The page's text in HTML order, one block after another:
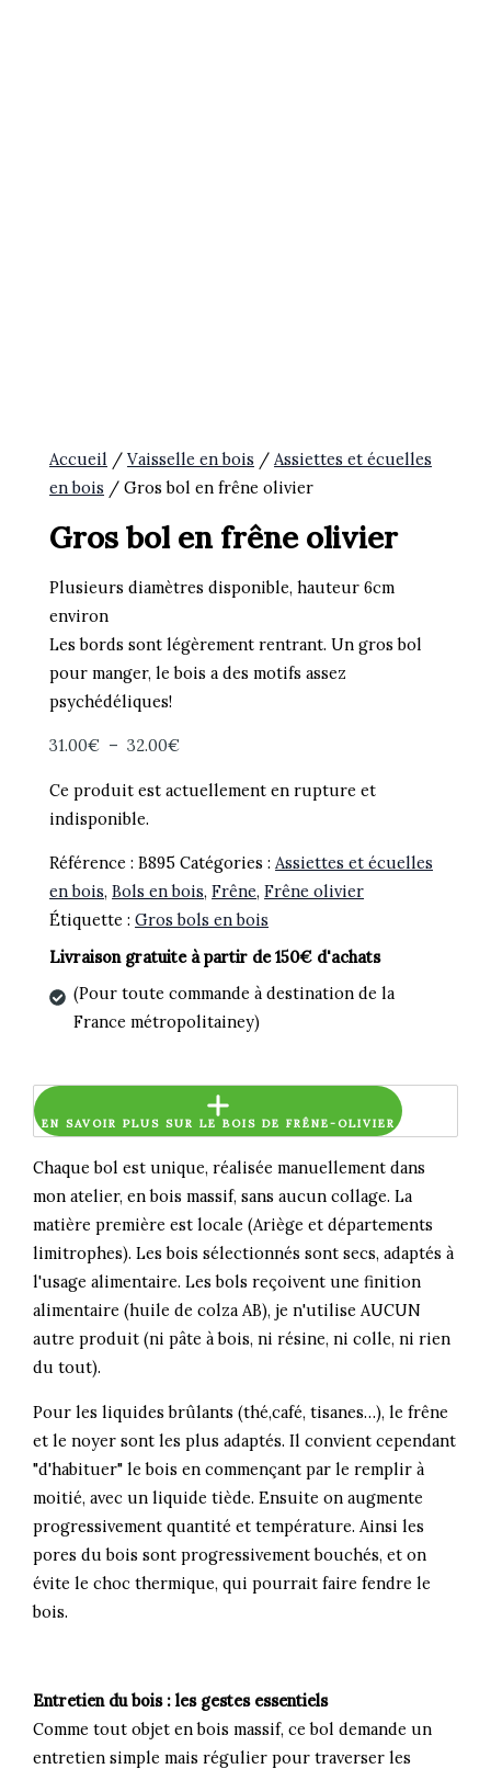
Accueil /Vaisselle en bois /Assiettes et écuelles
en bois / Gros bol en frêne olivier
Gros bol en frêne olivier
Plusieurs diamètres disponible, hauteur 6cm
environ
Les bords sont légèrement rentrant. Un gros bol
pour manger, le bois a des motifs assez
psychédéliques!
31.00€ – 32.00€Plage
prix :
à
32.00€
Ce produit est actuellement en rupture et
indisponible.
Référence :B895 Catégories :Assiettes et écuelles
en bois,Bols en bois,Frêne,Frêne olivier
Étiquette :Gros bols en bois
Livraison gratuite à partir de 150€ d'achats
(Pour toute commande à destination de la
France métropolitainey)
EN SAVOIR PLUS SUR LE BOIS DE FRÊNE-OLIVIER
Chaque bol est unique, réalisée manuellement dans
mon atelier, en bois massif, sans aucun collage. La
matière première est locale (Ariège et départements
limitrophes). Les bois sélectionnés sont secs, adaptés à
l'usage alimentaire. Les bols reçoivent une finition
alimentaire (huile de colza AB), je n'utilise AUCUN
autre produit (ni pâte à bois, ni résine, ni colle, ni rien
du tout).
Pour les liquides brûlants (thé,café, tisanes…), le frêne
et le noyer sont les plus adaptés. Il convient cependant
"d'habituer" le bois en commençant par le remplir à
moitié, avec un liquide tiède. Ensuite on augmente
progressivement quantité et température. Ainsi les
pores du bois sont progressivement bouchés, et on
évite le choc thermique, qui pourrait faire fendre le
bois.
Entretien du bois : les gestes essentiels
Comme tout objet en bois massif, ce bol demande un
entretien simple mais régulier pour traverser les